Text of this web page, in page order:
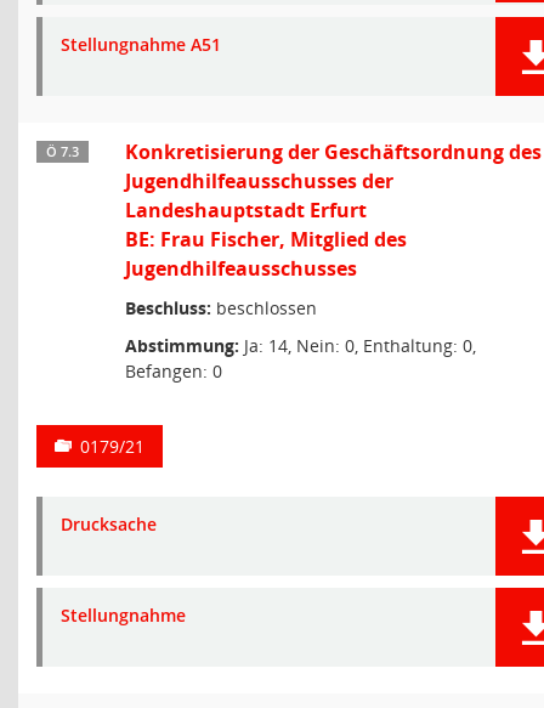
Stellungnahme A51
Ö 7.3
Konkretisierung der Geschäftsordnung des
Jugendhilfeausschusses der
Landeshauptstadt Erfurt
BE: Frau Fischer, Mitglied des
Jugendhilfeausschusses
Beschluss: beschlossen
Abstimmung: Ja: 14, Nein: 0, Enthaltung: 0,
Befangen: 0
0179/21
Drucksache
Stellungnahme